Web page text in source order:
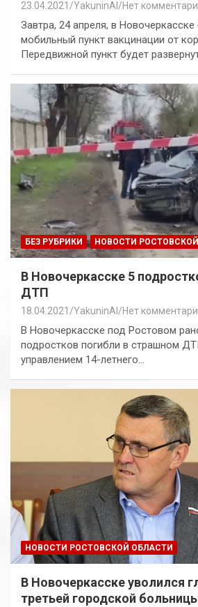
23.04.2021 YakuninAI Нет
Завтра, 24 апреля, в Новочеркасске
мобильный пункт вакцинации от
Передвижной пункт будет
БЕЗ РУБРИКИ НОВОСТИ
В Новочеркасске 5
ДТП
18.04.2021 YakuninAI Нет
В Новочеркасске под Ростовом
подростков погибли в страшном
управлением 14-летнего…
НОВОСТИ РОСТОВСКОЙ ОБЛАСТИ
В Новочеркасске уволился
третьей городской